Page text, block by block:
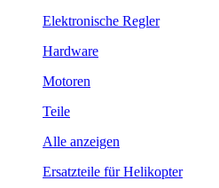
Elektronische Regler
Hardware
Motoren
Teile
Alle anzeigen
Ersatzteile für Helikopter